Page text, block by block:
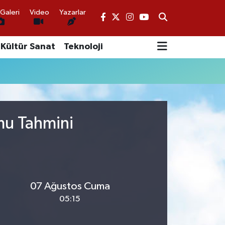
Video Yazarlar
Kültür Sanat Teknoloji
Tahmini
07 Ağustos Cuma
05:15